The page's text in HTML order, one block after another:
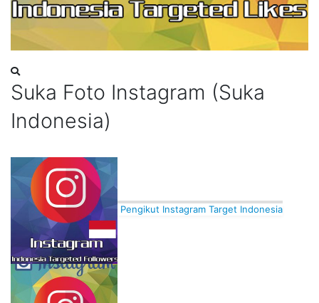
Suka Foto Instagram (Suka
Indonesia)
Pengikut Instagram Target Indonesia